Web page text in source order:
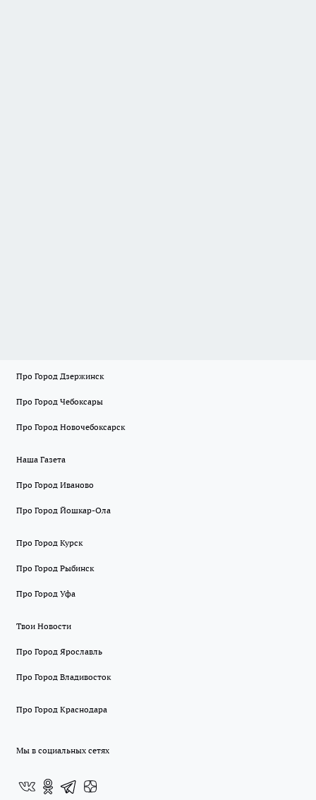
Про Город Дзержинск
Про Город Чебоксары
Про Город Новочебоксарск
Наша Газета
Про Город Иваново
Про Город Йошкар-Ола
Про Город Курск
Про Город Рыбинск
Про Город Уфа
Твои Новости
Про Город Ярославль
Про Город Владивосток
Про Город Краснодара
Мы в социальных сетях